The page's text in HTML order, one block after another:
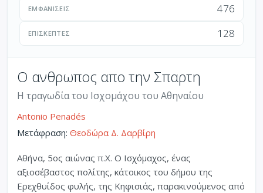
ΕΜΦΑΝΊΣΕΙΣ 476
ΕΠΙΣΚΈΠΤΕΣ 128
Ο ανθρωπος απο την Σπαρτη
Η τραγωδία του Ισχομάχου του Αθηναίου
Antonio Penadés
Μετάφραση: Θεοδώρα Δ. Δαρβίρη
Αθήνα, 5ος αιώνας π.Χ. Ο Ισχόμαχος, ένας
αξιοσέβαστος πολίτης, κάτοικος του δήμου της
Ερεχθυίδος φυλής, της Κηφισιάς, παρακινούμενος από